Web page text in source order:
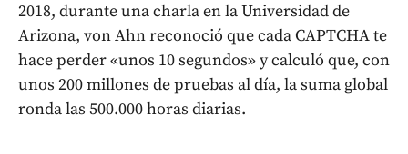
2018, durante una charla en la Universidad de
Arizona, von Ahn reconoció que cada CAPTCHA te
hace perder «unos 10 segundos» y calculó que, con
unos 200 millones de pruebas al día, la suma global
ronda las 500.000 horas diarias.